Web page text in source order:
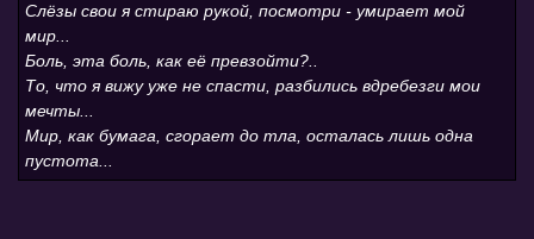
Слёзы свои я стираю рукой, посмотри - умирает мой
мир...
Боль, эта боль, как её превзойти?..
То, что я вижу уже не спасти, разбились вдребезги мои
мечты...
Мир, как бумага, сгорает до тла, осталась лишь одна
пустота...